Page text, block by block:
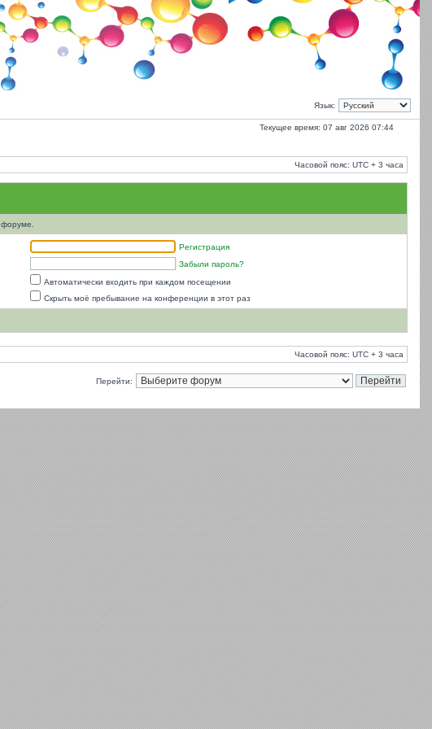
Язык:
Текущее время: 07 авг 2026 07:44
Часовой пояс: UTC + 3 часа
Регистрация
Забыли пароль?
Автоматически входить при каждом посещении
Скрыть моё пребывание на конференции в этот раз
Часовой пояс: UTC + 3 часа
Перейти: